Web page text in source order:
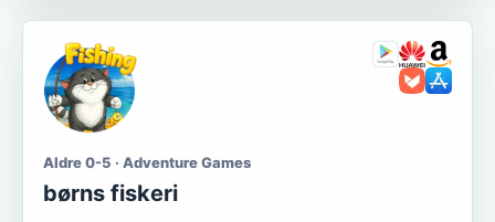
Aldre 0-5 · Adventure Games
børns fiskeri